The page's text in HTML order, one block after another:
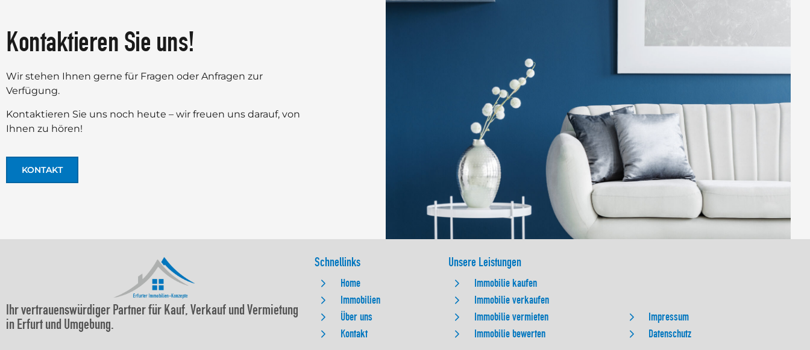
Kontaktieren Sie uns!
Wir stehen Ihnen gerne für Fragen oder Anfragen zur
Verfügung.
Kontaktieren Sie uns noch heute – wir freuen uns darauf, von
Ihnen zu hören!
KONTAKT
Ihr vertrauenswürdiger Partner für Kauf, Verkauf und Vermietung
in Erfurt und Umgebung.
Schnellinks
Home
Immobilien
Über uns
Kontakt
Unsere Leistungen
Immobilie kaufen
Immobilie verkaufen
Immobilie vermieten
Immobilie bewerten
Impressum
Datenschutz